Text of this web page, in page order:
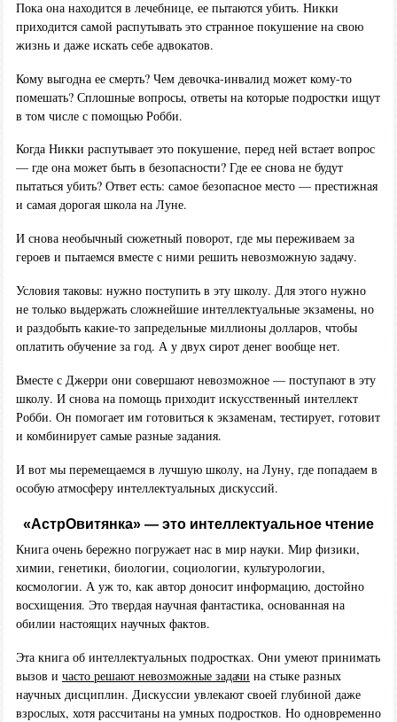
Пока она находится в лечебнице, ее пытаются убить. Никки
приходится самой распутывать это странное покушение на свою
жизнь и даже искать себе адвокатов.
Кому выгодна ее смерть? Чем девочка-инвалид может кому-то
помешать? Сплошные вопросы, ответы на которые подростки ищут
в том числе с помощью Робби.
Когда Никки распутывает это покушение, перед ней встает вопрос
— где она может быть в безопасности? Где ее снова не будут
пытаться убить? Ответ есть: самое безопасное место — престижная
и самая дорогая школа на Луне.
И снова необычный сюжетный поворот, где мы переживаем за
героев и пытаемся вместе с ними решить невозможную задачу.
Условия таковы: нужно поступить в эту школу. Для этого нужно
не только выдержать сложнейшие интеллектуальные экзамены, но
и раздобыть какие-то запредельные миллионы долларов, чтобы
оплатить обучение за год. А у двух сирот денег вообще нет.
Вместе с Джерри они совершают невозможное — поступают в эту
школу. И снова на помощь приходит искусственный интеллект
Робби. Он помогает им готовиться к экзаменам, тестирует, готовит
и комбинирует самые разные задания.
И вот мы перемещаемся в лучшую школу, на Луну, где попадаем в
особую атмосферу интеллектуальных дискуссий.
«АстрОвитянка» — это интеллектуальное чтение
Книга очень бережно погружает нас в мир науки. Мир физики,
химии, генетики, биологии, социологии, культурологии,
космологии. А уж то, как автор доносит информацию, достойно
восхищения. Это твердая научная фантастика, основанная на
обилии настоящих научных фактов.
Эта книга об интеллектуальных подростках. Они умеют принимать
вызов и часто решают невозможные задачи на стыке разных
научных дисциплин. Дискуссии увлекают своей глубиной даже
взрослых, хотя рассчитаны на умных подростков. Но одновременно